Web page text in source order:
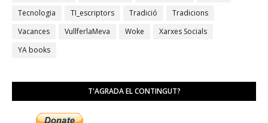
Tecnologia
TI_escriptors Tradició
Tradicions
Vacances
VullferlaMeva Woke
Xarxes Socials
YA books
T'AGRADA EL CONTINGUT?